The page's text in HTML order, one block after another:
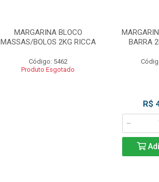
MARGARINA BLOCO
MASSAS/BOLOS 2KG RICCA
Código: 5462
Produto Esgotado
BARRA
R$